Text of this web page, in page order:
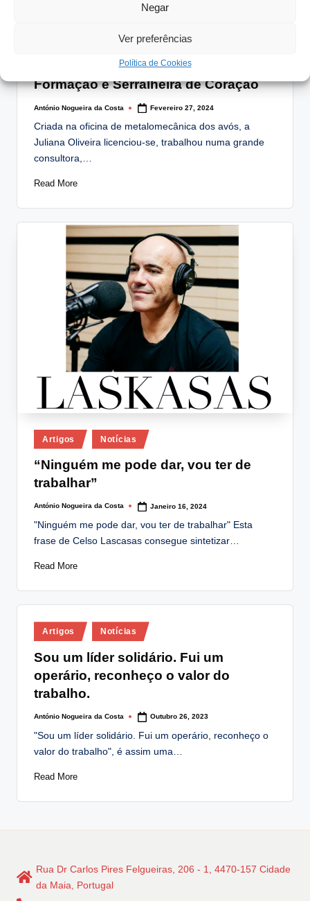
Negar
Ver preferências
Política de Cookies
Notícias
Juliana Oliveira: Economista de
Formação e Serralheira de Coração
Posted
António Nogueira da Costa Fevereiro 27, 2024
Criada na oficina de metalomecânica dos avós, a
Juliana Oliveira licenciou-se, trabalhou numa grande
consultora,…
Read More
Posted
in
Artigos Notícias
“Ninguém me pode dar, vou ter de
trabalhar”
Posted
António Nogueira da Costa Janeiro 16, 2024
"Ninguém me pode dar, vou ter de trabalhar" Esta
frase de Celso Lascasas consegue sintetizar…
Read More
Posted
in
Artigos Notícias
Sou um líder solidário. Fui um
operário, reconheço o valor do
trabalho.
Posted
António Nogueira da Costa Outubro 26, 2023
"Sou um líder solidário. Fui um operário, reconheço o
valor do trabalho", é assim uma…
Read More
Rua Dr Carlos Pires Felgueiras, 206 - 1, 4470-157 Cidade
da Maia, Portugal